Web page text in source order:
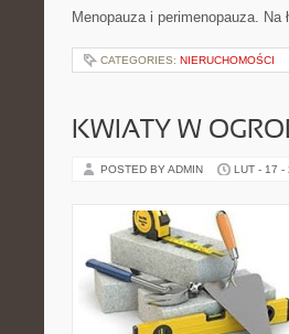
Menopauza i perimenopauza.
CATEGORIES: NIERUCHOMOŚCI
KWIATY W
POSTED BY ADMIN LUT - 17 -